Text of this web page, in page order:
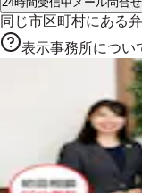
同じ市区町村にある
表示事務所につい